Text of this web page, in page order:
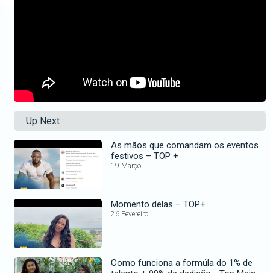
Up Next
As mãos que comandam os eventos
festivos – TOP +
19 Março
Momento delas – TOP+
26 Fevereiro
Como funciona a formúla do 1% de